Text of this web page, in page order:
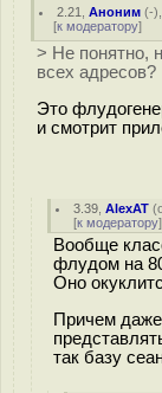
2.21 ,Аноним (-
[к модератору]
> Не понятно,
всех адресов?
Это
и смотрит
3.39 ,AlexAT (
[к модератору]
Вообще
флудом на
Оно
Причем
так базу